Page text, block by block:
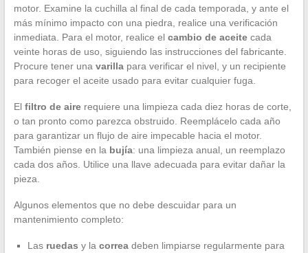
motor. Examine la cuchilla al final de cada temporada, y ante el
más mínimo impacto con una piedra, realice una verificación
inmediata. Para el motor, realice el cambio de aceitecada
veinte horas de uso, siguiendo las instrucciones del fabricante.
Procure tener una varillapara verificar el nivel, y un recipiente
para recoger el aceite usado para evitar cualquier fuga.
El filtro de airerequiere una limpieza cada diez horas de corte,
o tan pronto como parezca obstruido. Reemplácelo cada año
para garantizar un flujo de aire impecable hacia el motor.
También piense en la bujía: una limpieza anual, un reemplazo
cada dos años. Utilice una llave adecuada para evitar dañar la
pieza.
Algunos elementos que no debe descuidar para un
mantenimiento completo:
Las ruedas y la correadeben limpiarse regularmente para